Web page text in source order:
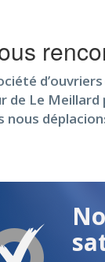
de Le
nous